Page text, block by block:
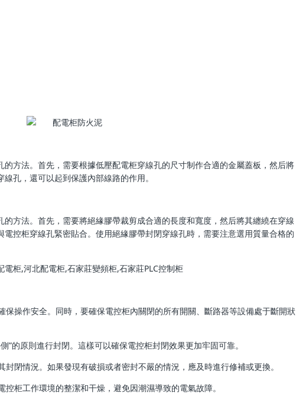
的方法。首先，需要根據低壓配電柜穿線孔的尺寸制作合適的金屬蓋板，然后將
孔，還可以起到保護內部線路的作用。
方法。首先，需要將絕緣膠帶裁剪成合適的長度和寬度，然后將其纏繞在穿線
控柜穿線孔緊密貼合。使用絕緣膠帶封閉穿線孔時，需要注意選用質量合格的
保操作安全。同時，要確保電控柜內關閉的所有開關、斷路器等設備處于斷開狀
”的原則進行封閉。這樣可以確保電控柜封閉效果更加牢固可靠。
閉情況。如果發現有破損或者密封不嚴的情況，應及時進行修補或更換。
柜工作環境的整潔和干燥，避免因潮濕導致的電氣故障。